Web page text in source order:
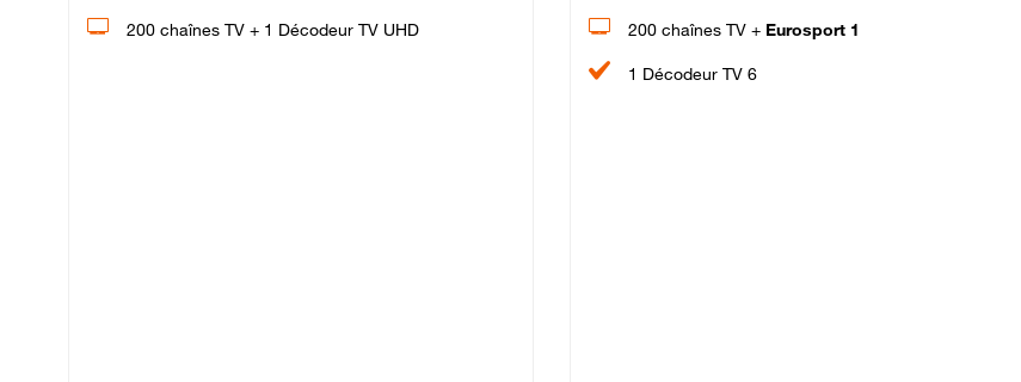
200 chaînes TV + 1 Décodeur TV UHD 200 chaînes TV + Eurosport 1
1 Décodeur TV 6